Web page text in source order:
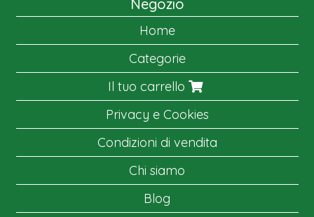
Negozio
Home
Categorie
Il tuo carrello
Privacy e Cookies
Condizioni di vendita
Chi siamo
Blog